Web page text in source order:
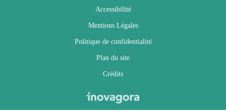
Accessibilité
Mentions Légales
Politique de confidentialité
Plan du site
Crédits